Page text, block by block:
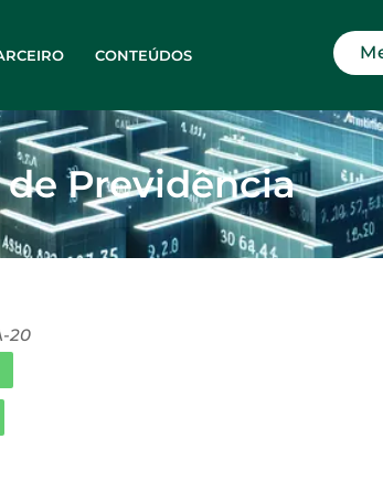
CONTEÚDOS
Previdência
20